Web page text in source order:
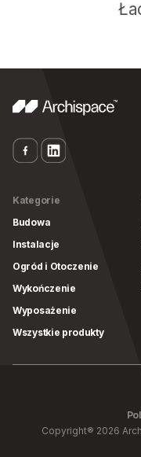
Kategorie
Budowa
Instalacje
Ogród i Otoczenie
Wykończenie
Wyposażenie
Wszystkie produkty
Copyright® 2026